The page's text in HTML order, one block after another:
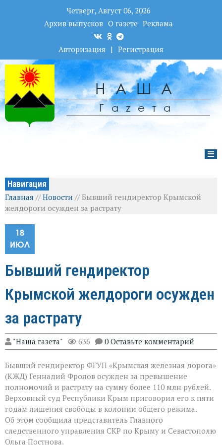
Четверг, Август 06, 2026
Архив выпусков О газете Реклама
Авторизация | Регистрация
НАША
Гаzета
Навигация
Главная //Новости //Бывший гендиректор Крымской
желдороги осужден за растрату
18
ИЮЛ
Бывший гендиректор
Крымской желдороги осужден
за растрату
"Наша газета" 636 0 Оставьте комментарий
Бывший гендиректор ФГУП «Крымская железная дорога»
(КЖД) Геннадий Фролов осужден за превышение
полномочий и растрату на сумму более 110 млн рублей.
Верховный суд Республики Крым приговорил его к пяти
годам лишения свободы в колонии общего режима.
Об этом сообщила представитель Главного
следственного управления СКР по Крыму и Севастополю
Ольга Постнова.